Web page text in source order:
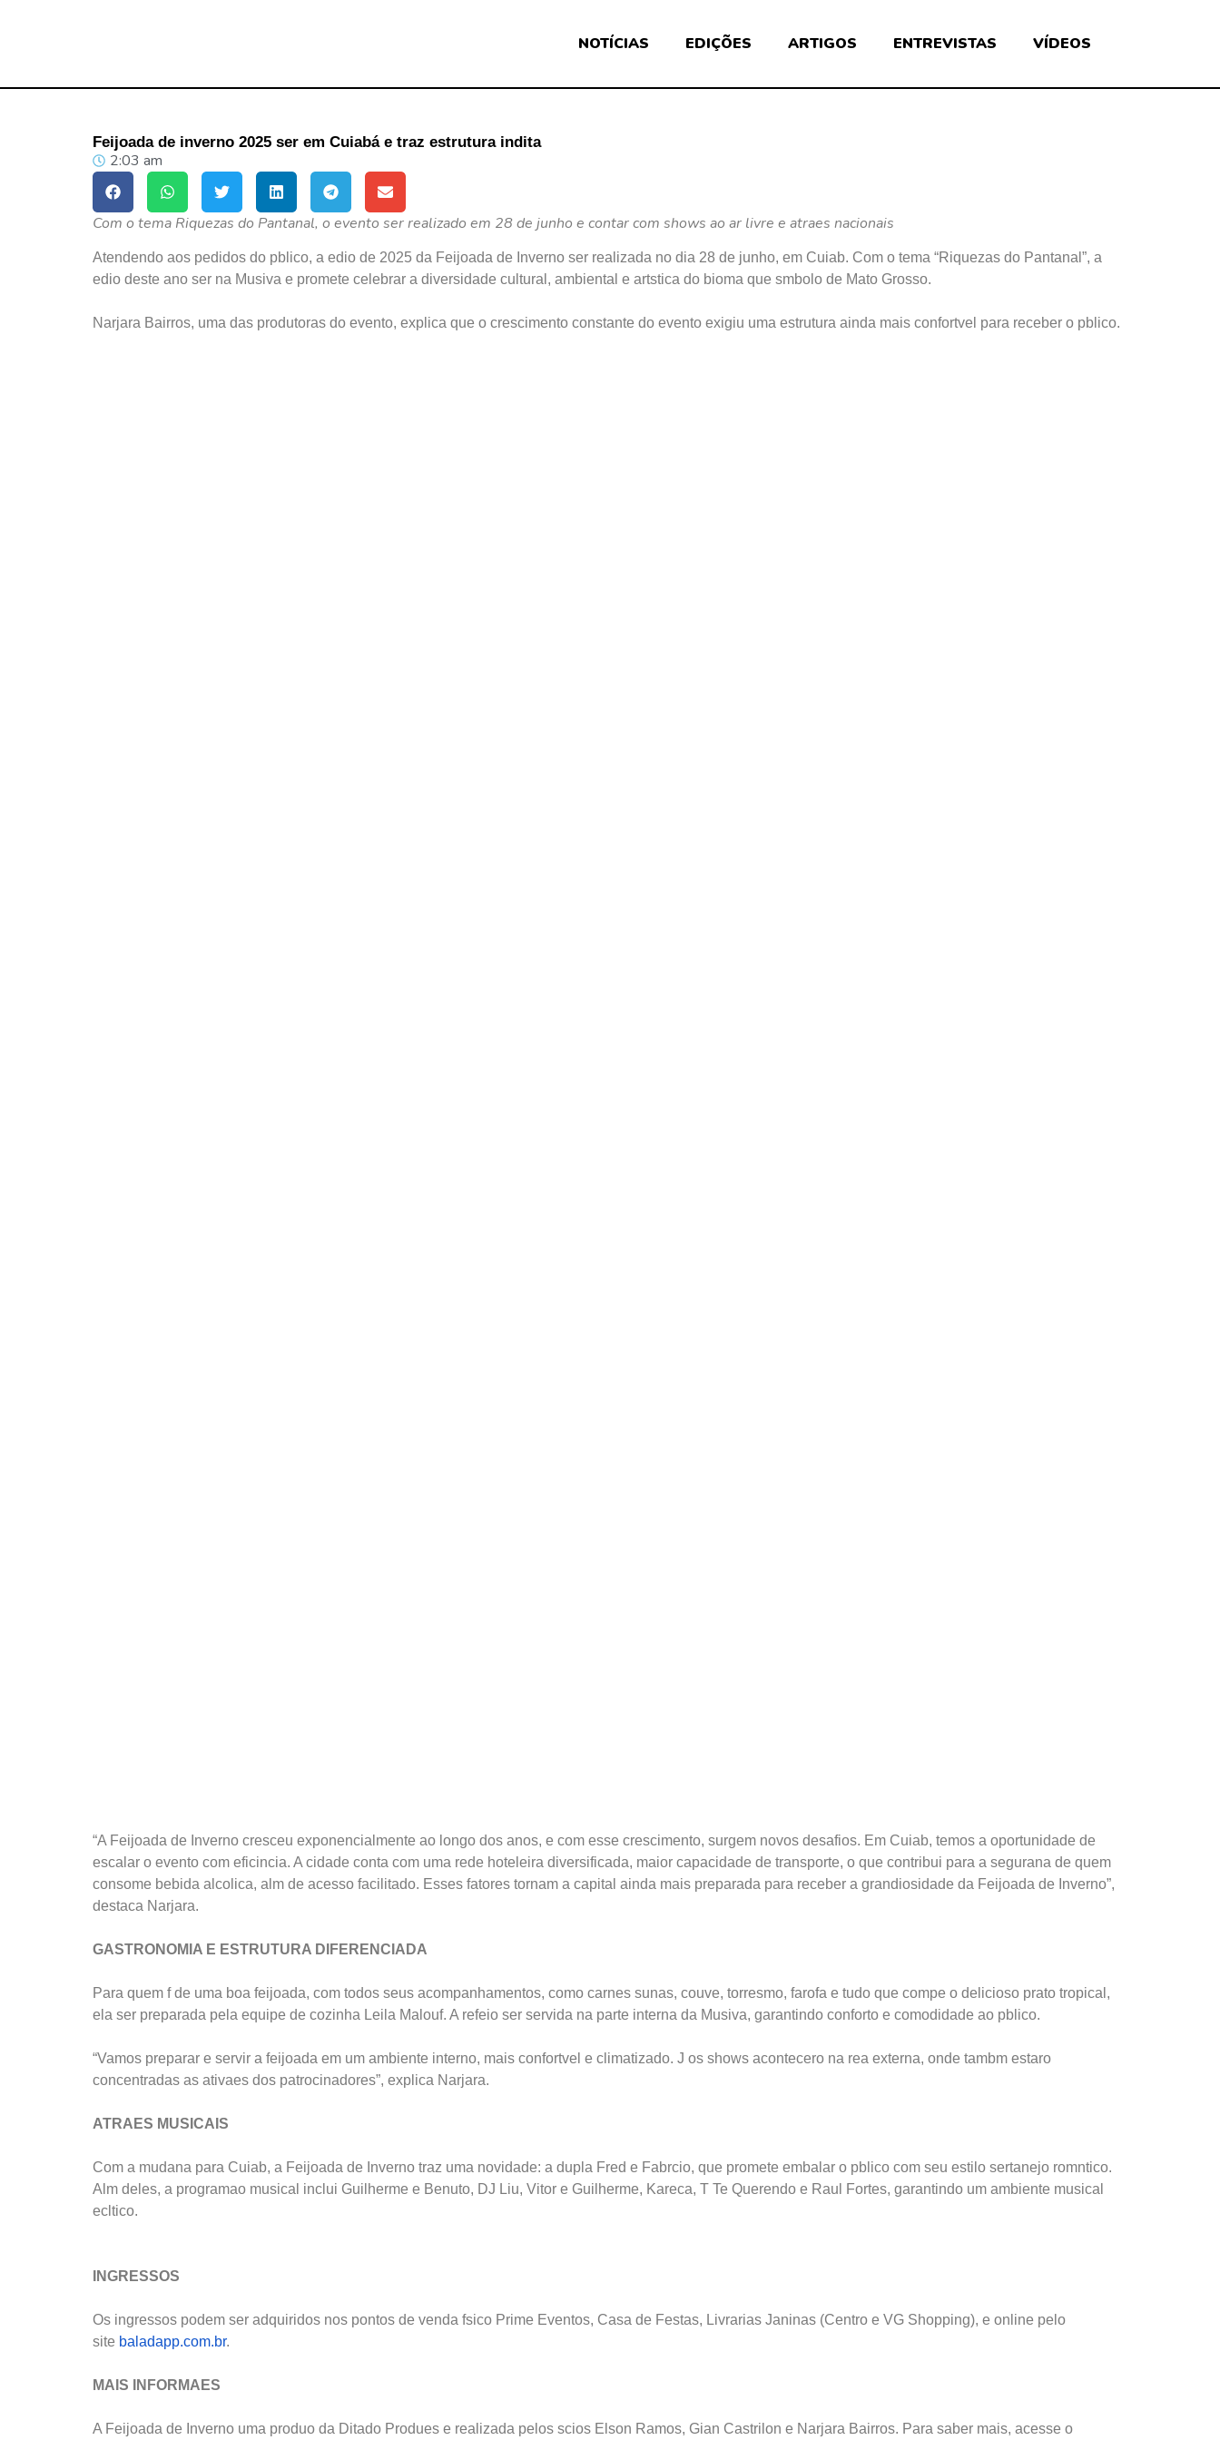
NOTÍCIAS EDIÇÕES ARTIGOS ENTREVISTAS VÍDEOS
Feijoada de inverno 2025 ser em Cuiabá e traz estrutura indita
2:03 am
Com o tema Riquezas do Pantanal, o evento ser realizado em 28 de junho e contar com shows ao ar livre e atraes nacionais
Atendendo aos pedidos do pblico, a edio de 2025 da Feijoada de Inverno ser realizada no dia 28 de junho, em Cuiab. Com o tema “Riquezas do Pantanal”, a
edio deste ano ser na Musiva e promete celebrar a diversidade cultural, ambiental e artstica do bioma que smbolo de Mato Grosso.
Narjara Bairros, uma das produtoras do evento, explica que o crescimento constante do evento exigiu uma estrutura ainda mais confortvel para receber o pblico.
“A Feijoada de Inverno cresceu exponencialmente ao longo dos anos, e com esse crescimento, surgem novos desafios. Em Cuiab, temos a oportunidade de
escalar o evento com eficincia. A cidade conta com uma rede hoteleira diversificada, maior capacidade de transporte, o que contribui para a segurana de quem
consome bebida alcolica, alm de acesso facilitado. Esses fatores tornam a capital ainda mais preparada para receber a grandiosidade da Feijoada de Inverno”,
destaca Narjara.
GASTRONOMIA E ESTRUTURA DIFERENCIADA
Para quem f de uma boa feijoada, com todos seus acompanhamentos, como carnes sunas, couve, torresmo, farofa e tudo que compe o delicioso prato tropical,
ela ser preparada pela equipe de cozinha Leila Malouf. A refeio ser servida na parte interna da Musiva, garantindo conforto e comodidade ao pblico.
“Vamos preparar e servir a feijoada em um ambiente interno, mais confortvel e climatizado. J os shows acontecero na rea externa, onde tambm estaro
concentradas as ativaes dos patrocinadores”, explica Narjara.
ATRAES MUSICAIS
Com a mudana para Cuiab, a Feijoada de Inverno traz uma novidade: a dupla Fred e Fabrcio, que promete embalar o pblico com seu estilo sertanejo romntico.
Alm deles, a programao musical inclui Guilherme e Benuto, DJ Liu, Vitor e Guilherme, Kareca, T Te Querendo e Raul Fortes, garantindo um ambiente musical
ecltico.
INGRESSOS
Os ingressos podem ser adquiridos nos pontos de venda fsico Prime Eventos, Casa de Festas, Livrarias Janinas (Centro e VG Shopping), e online pelo
site baladapp.com.br.
MAIS INFORMAES
A Feijoada de Inverno uma produo da Ditado Produes e realizada pelos scios Elson Ramos, Gian Castrilon e Narjara Bairros. Para saber mais, acesse o